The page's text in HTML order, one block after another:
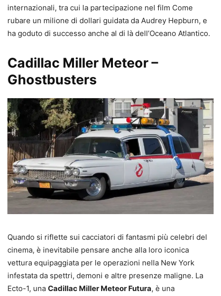
internazionali, tra cui la partecipazione nel film Come
rubare un milione di dollari guidata da Audrey Hepburn, e
ha goduto di successo anche al di là dell’Oceano Atlantico.
Cadillac Miller Meteor –
Ghostbusters
Quando si riflette sui cacciatori di fantasmi più celebri del
cinema, è inevitabile pensare anche alla loro iconica
vettura equipaggiata per le operazioni nella New York
infestata da spettri, demoni e altre presenze maligne. La
Ecto-1, una Cadillac Miller Meteor Futura, è una